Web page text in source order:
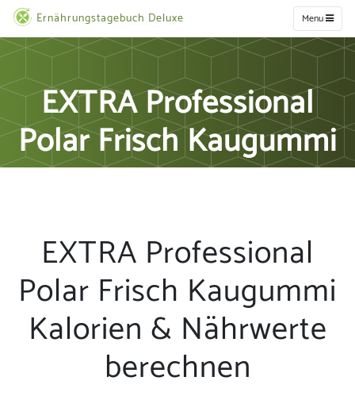
Ernährungstagebuch Deluxe Menu
EXTRA Professional
Polar Frisch Kaugummi
EXTRA Professional
Polar Frisch Kaugummi
Kalorien & Nährwerte
berechnen